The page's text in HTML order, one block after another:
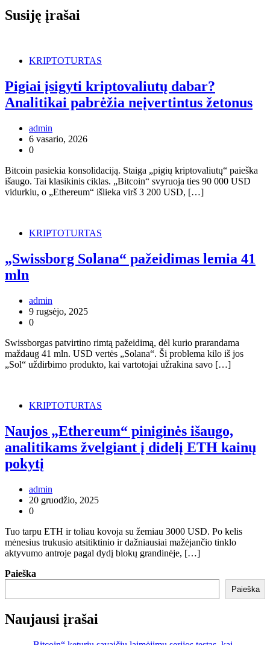
Susiję įrašai
KRIPTOTURTAS
Pigiai įsigyti kriptovaliutų dabar?
Analitikai pabrėžia neįvertintus žetonus
admin
6 vasario, 2026
0
Bitcoin pasiekia konsolidaciją. Staiga „pigių kriptovaliutų“ paieška
išaugo. Tai klasikinis ciklas. „Bitcoin“ svyruoja ties 90 000 USD
vidurkiu, o „Ethereum“ išlieka virš 3 200 USD, […]
KRIPTOTURTAS
„Swissborg Solana“ pažeidimas lemia 41
mln
admin
9 rugsėjo, 2025
0
Swissborgas patvirtino rimtą pažeidimą, dėl kurio prarandama
maždaug 41 mln. USD vertės „Solana“. Ši problema kilo iš jos
„Sol“ uždirbimo produkto, kai vartotojai užrakina savo […]
KRIPTOTURTAS
Naujos „Ethereum“ piniginės išaugo,
analitikams žvelgiant į didelį ETH kainų
pokytį
admin
20 gruodžio, 2025
0
Tuo tarpu ETH ir toliau kovoja su žemiau 3000 USD. Po kelis
mėnesius trukusio atsitiktinio ir dažniausiai mažėjančio tinklo
aktyvumo antroje pagal dydį blokų grandinėje, […]
Paieška
Paieška
Naujausi įrašai